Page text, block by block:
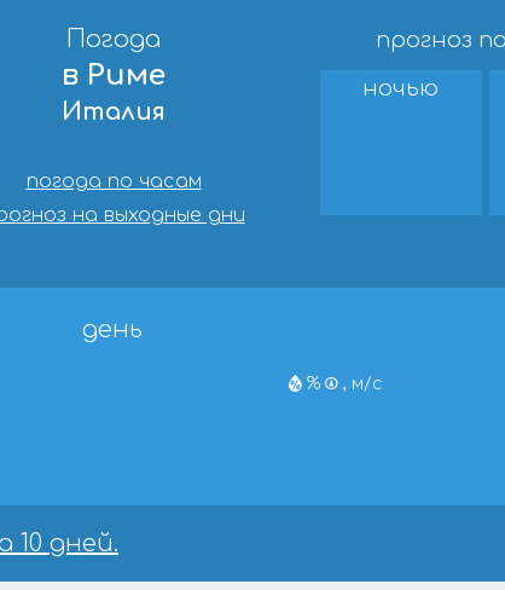
Погода
в Риме
Италия
погода по часам
на выходные дни
прогноз
ночью
день
% , м/с
10 дней.